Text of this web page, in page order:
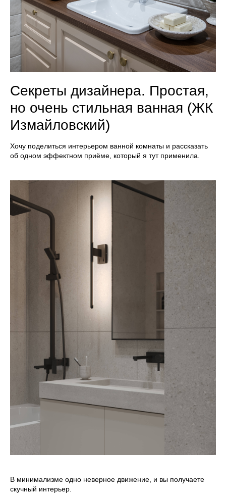
Секреты дизайнера. Простая,
но очень стильная ванная (ЖК
Измайловский)
Хочу поделиться интерьером ванной комнаты и рассказать
об одном эффектном приёме, который я тут применила.
В минимализме одно неверное движение, и вы получаете
скучный интерьер.